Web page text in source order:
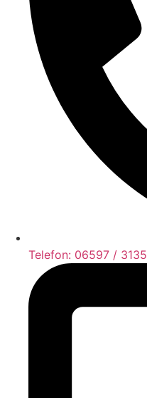
Telefon: 06597 / 3135